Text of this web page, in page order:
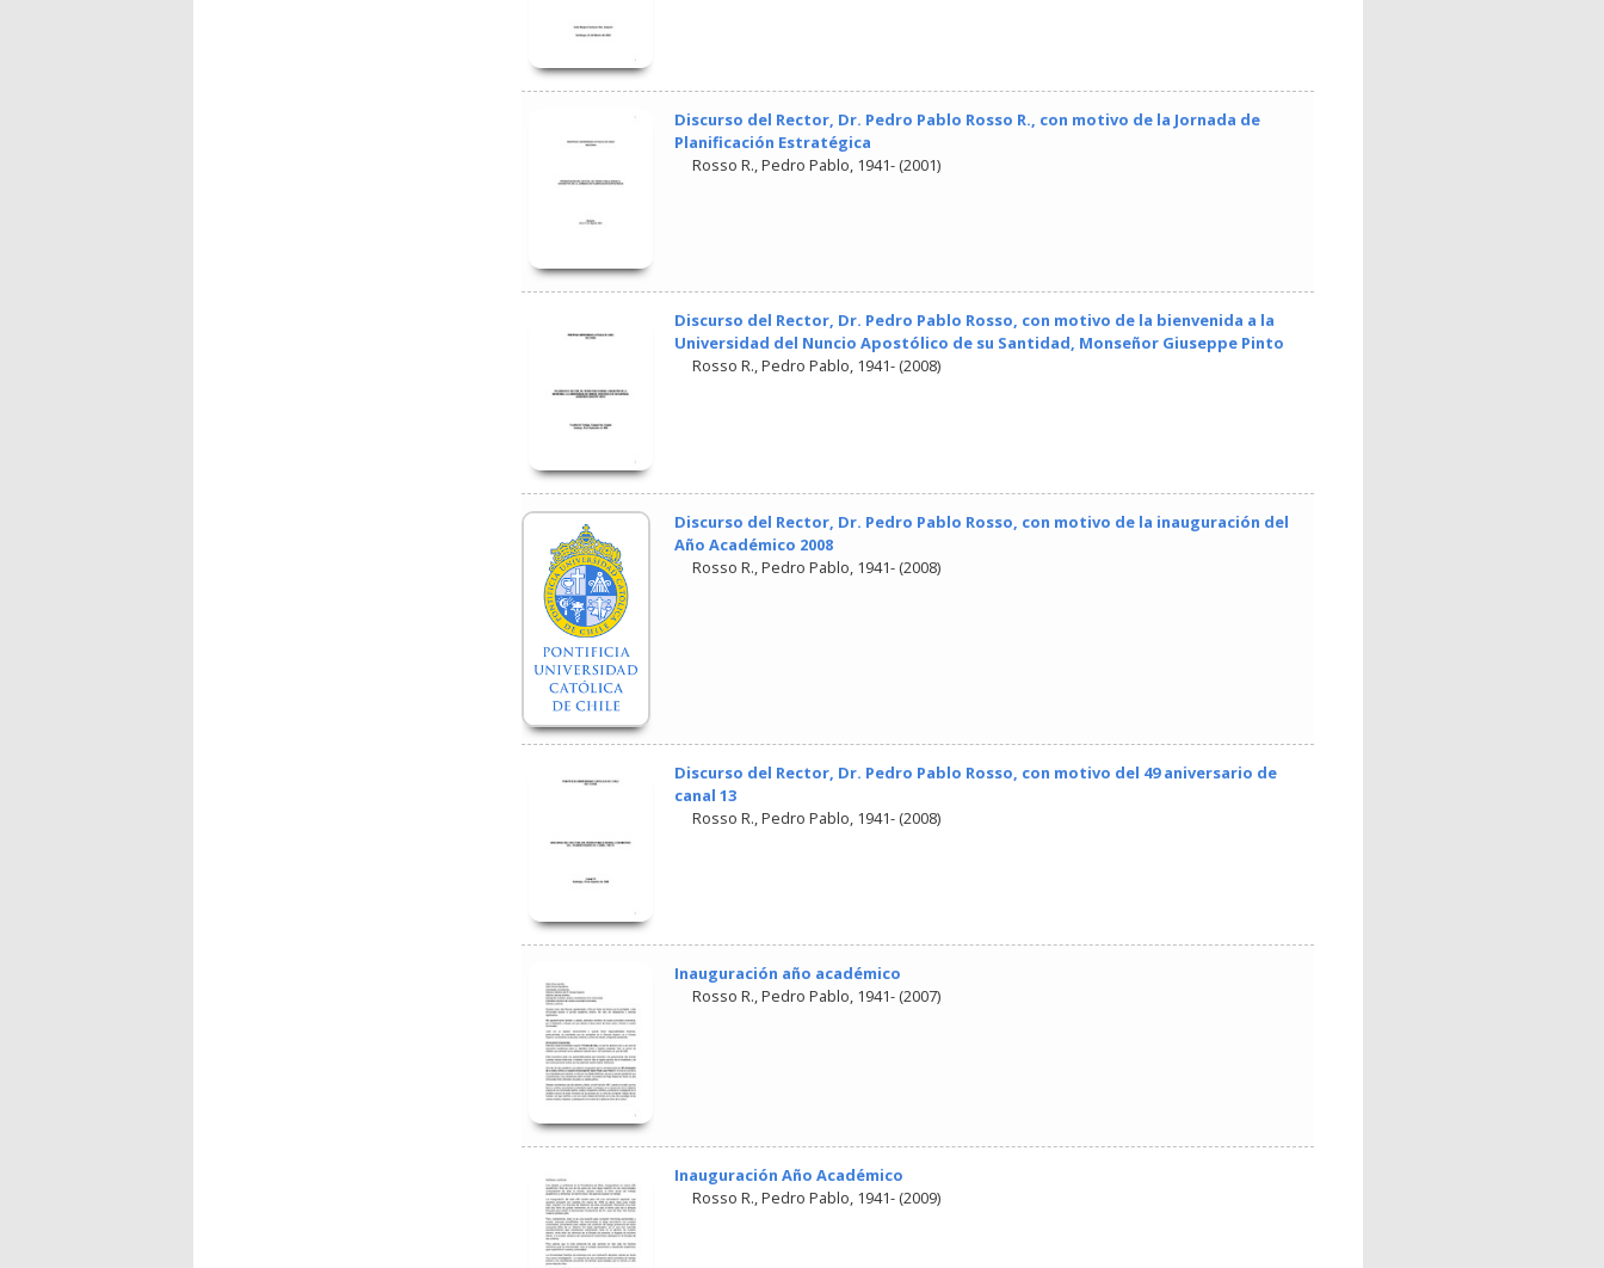
Discurso del Rector, Dr. Pedro Pablo Rosso R., con motivo de la Jornada de
Planificación Estratégica
Rosso R., Pedro Pablo, 1941- (2001)
Discurso del Rector, Dr. Pedro Pablo Rosso, con motivo de la bienvenida a la
Universidad del Nuncio Apostólico de su Santidad, Monseñor Giuseppe Pinto
Rosso R., Pedro Pablo, 1941- (2008)
Discurso del Rector, Dr. Pedro Pablo Rosso, con motivo de la inauguración del
Año Académico 2008
Rosso R., Pedro Pablo, 1941- (2008)
Discurso del Rector, Dr. Pedro Pablo Rosso, con motivo del 49 aniversario de
canal 13
Rosso R., Pedro Pablo, 1941- (2008)
Inauguración año académico
Rosso R., Pedro Pablo, 1941- (2007)
Inauguración Año Académico
Rosso R., Pedro Pablo, 1941- (2009)